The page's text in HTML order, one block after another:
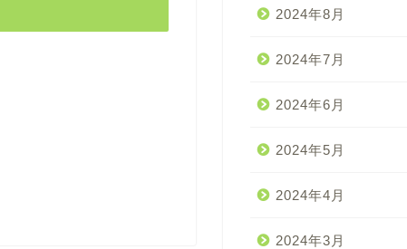
2024年8月
2024年7月
2024年6月
2024年5月
2024年4月
2024年3月